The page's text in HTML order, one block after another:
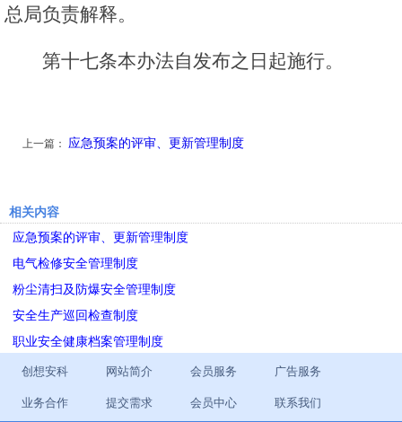
总局负责解释。
第十七条本办法自发布之日起施行。
上一篇： 应急预案的评审、更新管理制度
相关内容
应急预案的评审、更新管理制度
电气检修安全管理制度
粉尘清扫及防爆安全管理制度
安全生产巡回检查制度
职业安全健康档案管理制度
创想安科 网站简介 会员服务 广告服务
业务合作 提交需求 会员中心 联系我们